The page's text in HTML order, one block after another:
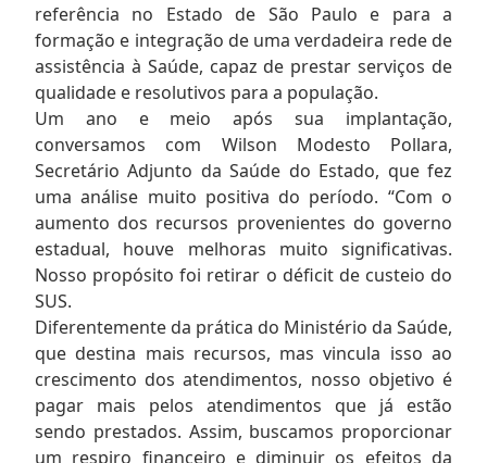
referência no Estado de São Paulo e para a
formação e integração de uma verdadeira rede de
assistência à Saúde, capaz de prestar serviços de
qualidade e resolutivos para a população.
Um ano e meio após sua implantação,
conversamos com Wilson Modesto Pollara,
Secretário Adjunto da Saúde do Estado, que fez
uma análise muito positiva do período. “Com o
aumento dos recursos provenientes do governo
estadual, houve melhoras muito significativas.
Nosso propósito foi retirar o déficit de custeio do
SUS.
Diferentemente da prática do Ministério da Saúde,
que destina mais recursos, mas vincula isso ao
crescimento dos atendimentos, nosso objetivo é
pagar mais pelos atendimentos que já estão
sendo prestados. Assim, buscamos proporcionar
um respiro financeiro e diminuir os efeitos da